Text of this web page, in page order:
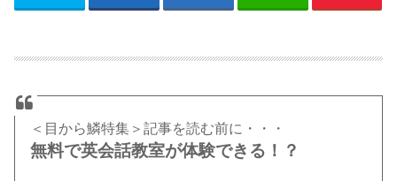
＜目から鱗特集＞記事を読む前に・・・
無料で英会話教室が体験できる！？